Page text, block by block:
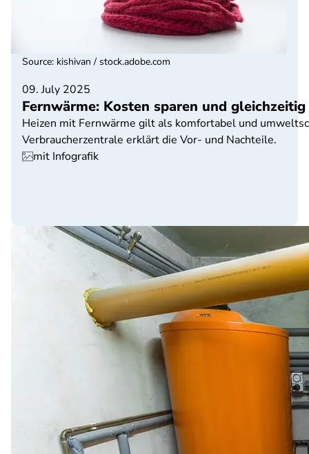
09. July 2025
Fernwärme: Kosten sparen und
Heizen mit Fernwärme gilt als komfortabel und
Verbraucherzentrale erklärt die Vor- und Nachteile.
mit Infografik
Source: kishivan / stock.adobe.com